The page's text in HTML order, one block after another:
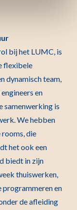
bij het LUMC, is
flexibele
dynamisch team,
en
samenwerking is
We hebben
die
het ook een
biedt in zijn
thuiswerken,
programmeren en
de afleiding